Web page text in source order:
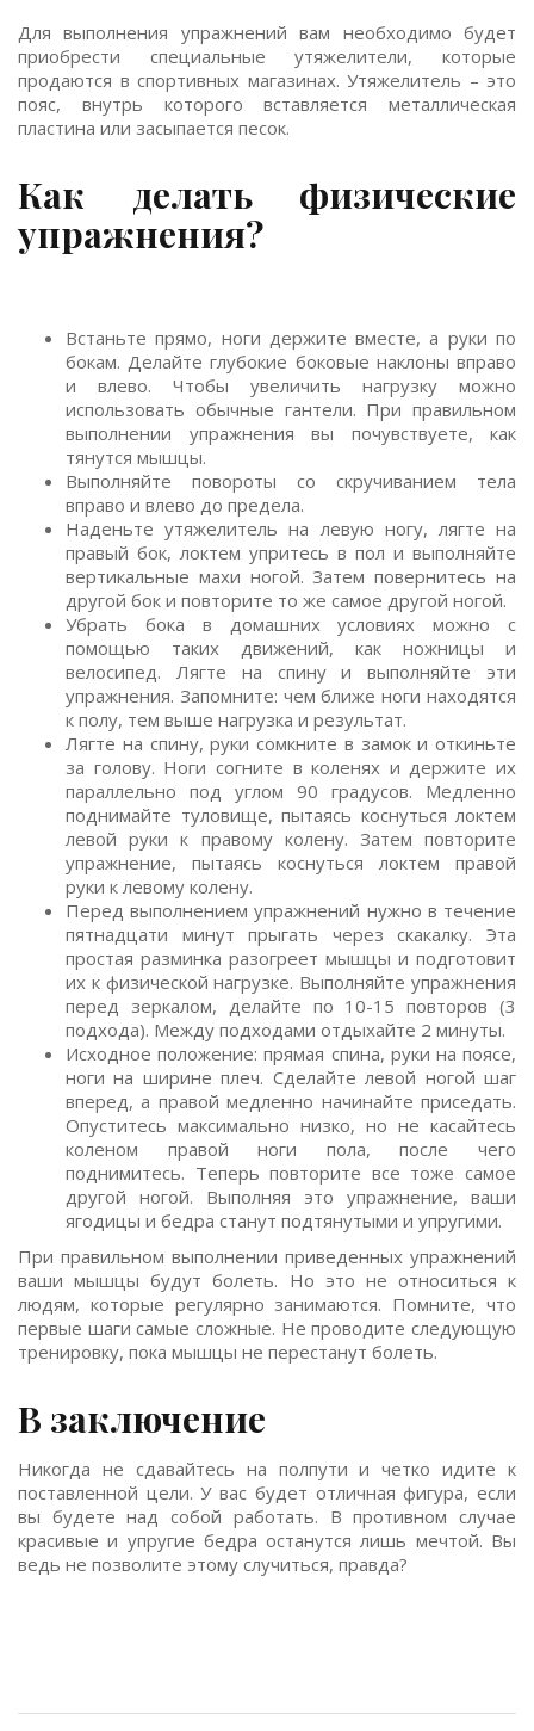
Для выполнения упражнений вам необходимо будет
приобрести специальные утяжелители, которые
продаются в спортивных магазинах. Утяжелитель – это
пояс, внутрь которого вставляется металлическая
пластина или засыпается песок.
Как делать физические
упражнения?
Встаньте прямо, ноги держите вместе, а руки по
бокам. Делайте глубокие боковые наклоны вправо
и влево. Чтобы увеличить нагрузку можно
использовать обычные гантели. При правильном
выполнении упражнения вы почувствуете, как
тянутся мышцы.
Выполняйте повороты со скручиванием тела
вправо и влево до предела.
Наденьте утяжелитель на левую ногу, лягте на
правый бок, локтем упритесь в пол и выполняйте
вертикальные махи ногой. Затем повернитесь на
другой бок и повторите то же самое другой ногой.
Убрать бока в домашних условиях можно с
помощью таких движений, как ножницы и
велосипед. Лягте на спину и выполняйте эти
упражнения. Запомните: чем ближе ноги находятся
к полу, тем выше нагрузка и результат.
Лягте на спину, руки сомкните в замок и откиньте
за голову. Ноги согните в коленях и держите их
параллельно под углом 90 градусов. Медленно
поднимайте туловище, пытаясь коснуться локтем
левой руки к правому колену. Затем повторите
упражнение, пытаясь коснуться локтем правой
руки к левому колену.
Перед выполнением упражнений нужно в течение
пятнадцати минут прыгать через скакалку. Эта
простая разминка разогреет мышцы и подготовит
их к физической нагрузке. Выполняйте упражнения
перед зеркалом, делайте по 10-15 повторов (3
подхода). Между подходами отдыхайте 2 минуты.
Исходное положение: прямая спина, руки на поясе,
ноги на ширине плеч. Сделайте левой ногой шаг
вперед, а правой медленно начинайте приседать.
Опуститесь максимально низко, но не касайтесь
коленом правой ноги пола, после чего
поднимитесь. Теперь повторите все тоже самое
другой ногой. Выполняя это упражнение, ваши
ягодицы и бедра станут подтянутыми и упругими.
При правильном выполнении приведенных упражнений
ваши мышцы будут болеть. Но это не относиться к
людям, которые регулярно занимаются. Помните, что
первые шаги самые сложные. Не проводите следующую
тренировку, пока мышцы не перестанут болеть.
В заключение
Никогда не сдавайтесь на полпути и четко идите к
поставленной цели. У вас будет отличная фигура, если
вы будете над собой работать. В противном случае
красивые и упругие бедра останутся лишь мечтой. Вы
ведь не позволите этому случиться, правда?